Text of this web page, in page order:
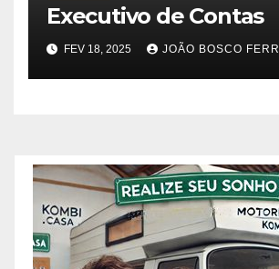
Executivo de Contas
FEV 18, 2025 JOÃO BOSCO